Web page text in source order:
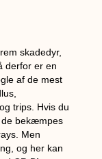
skadedyr,
derfor er en
af de mest
trips. Hvis du
de bekæmpes
Men
og her kan